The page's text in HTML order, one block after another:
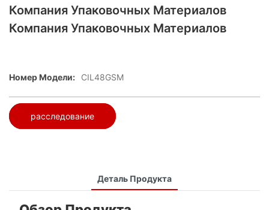
Компания Упаковочных Материалов
Компания Упаковочных Материалов
Номер Модели: CIL48GSM
расследование
Деталь Продукта